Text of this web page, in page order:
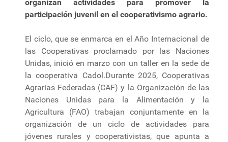
organizan actividades para promover la
participación juvenil en el cooperativismo agrario.
El ciclo, que se enmarca en el Año Internacional de
las Cooperativas proclamado por las Naciones
Unidas, inició en marzo con un taller en la sede de
la cooperativa Cadol.Durante 2025, Cooperativas
Agrarias Federadas (CAF) y la Organización de las
Naciones Unidas para la Alimentación y la
Agricultura (FAO) trabajan conjuntamente en la
organización de un ciclo de actividades para
jóvenes rurales y cooperativistas, que apunta a